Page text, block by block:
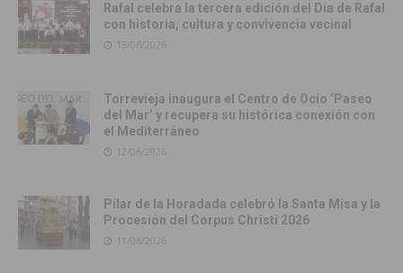
Rafal celebra la tercera edición del Día de Rafal
con historia, cultura y convivencia vecinal
13/06/2026
Torrevieja inaugura el Centro de Ocio ‘Paseo
del Mar’ y recupera su histórica conexión con
el Mediterráneo
12/06/2026
Pilar de la Horadada celebró la Santa Misa y la
Procesión del Corpus Christi 2026
11/06/2026